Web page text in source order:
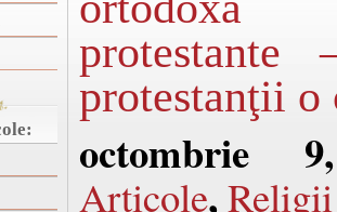
protestanţii o
octombrie
Articole,Religii